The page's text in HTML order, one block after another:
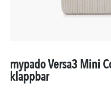
mypado Versa3 Mini
klappbar